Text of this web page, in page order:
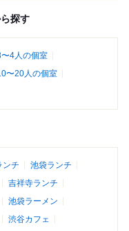
探す
4人の個室
〜20人の個室
ンチ
池袋ランチ
吉祥寺ランチ
池袋ラーメン
渋谷カフェ